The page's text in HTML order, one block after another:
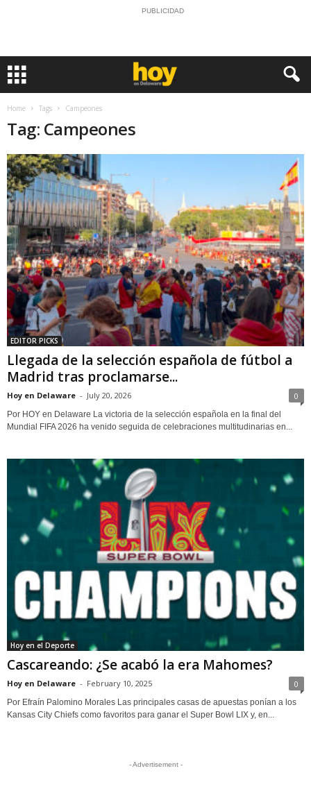
PUBLICIDAD
Home Tags Campeones
Tag: Campeones
EDITOR PICKS
Llegada de la selección española de fútbol a
Madrid tras proclamarse...
Hoy en Delaware - July 20, 2026 0
Por HOY en Delaware La victoria de la selección española en la final del
Mundial FIFA 2026 ha venido seguida de celebraciones multitudinarias en...
Hoy en el Deporte
Cascareando: ¿Se acabó la era Mahomes?
Hoy en Delaware - February 10, 2025 0
Por Efraín Palomino Morales Las principales casas de apuestas ponían a los
Kansas City Chiefs como favoritos para ganar el Super Bowl LIX y, en...
- Advertisement -